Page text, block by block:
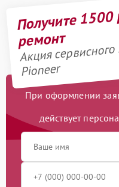
Получите
ремонт
Акция
Pioneer
При оформлении
действует